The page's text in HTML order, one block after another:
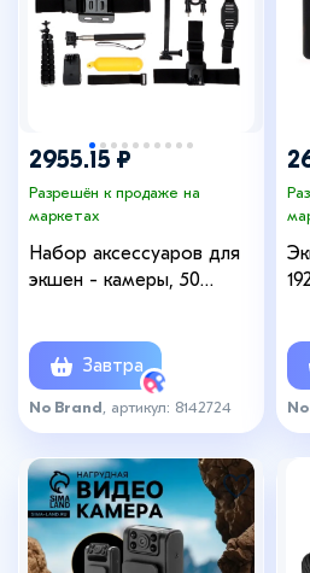
2955.15 ₽
Разрешён к продаже на
маркетах
Набор аксессуаров для
экшен - камеры, 50
Завтра
No Brand , артикул: 8142724